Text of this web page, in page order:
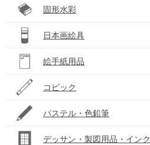
固形水彩
日本画絵具
絵手紙用品
コピック
パステル・色鉛筆
デッサン・製図用品・インク